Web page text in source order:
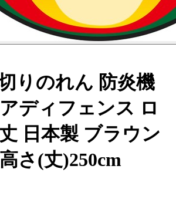
りのれん 防炎機
ディフェンス ロ
日本製 ブラウン
さ(丈)250cm